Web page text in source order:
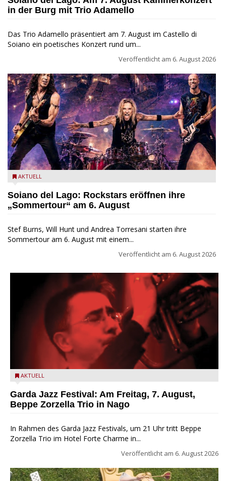
in der Burg mit Trio Adamello
Das Trio Adamello präsentiert am 7. August im Castello di
Soiano ein poetisches Konzert rund um...
Veröffentlicht am 6. August 2026
Stef Burns, Will Hunt und Andrea Torresani im Summer Rock
AKTUELL
Soiano del Lago: Rockstars eröffnen ihre
„Sommertour“ am 6. August
Stef Burns, Will Hunt und Andrea Torresani starten ihre
Sommertour am 6. August mit einem...
Veröffentlicht am 6. August 2026
Beppe Zorzella Trio zu Gast beim Garda Jazz Festival
AKTUELL
Garda Jazz Festival: Am Freitag, 7. August,
Beppe Zorzella Trio in Nago
In Rahmen des Garda Jazz Festivals, um 21 Uhr tritt Beppe
Zorzella Trio im Hotel Forte Charme in...
Veröffentlicht am 6. August 2026